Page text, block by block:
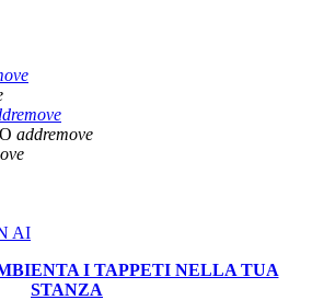
remove
addremove
AI
I TAPPETI NELLA TUA
STANZA